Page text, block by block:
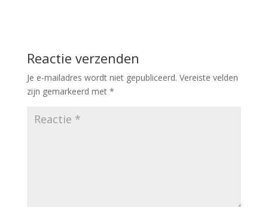
Reactie verzenden
Je e-mailadres wordt niet gepubliceerd. Vereiste velden
zijn gemarkeerd met *